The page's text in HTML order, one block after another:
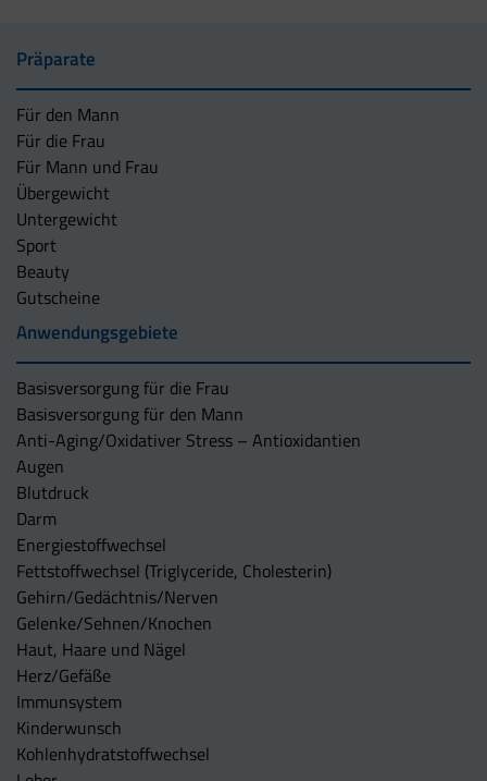
Präparate
Für den Mann
Für die Frau
Für Mann und Frau
Übergewicht
Untergewicht
Sport
Beauty
Gutscheine
Anwendungsgebiete
Basisversorgung für die Frau
Basisversorgung für den Mann
Anti-Aging/Oxidativer Stress – Antioxidantien
Augen
Blutdruck
Darm
Energiestoffwechsel
Fettstoffwechsel (Triglyceride, Cholesterin)
Gehirn/Gedächtnis/Nerven
Gelenke/Sehnen/Knochen
Haut, Haare und Nägel
Herz/Gefäße
Immunsystem
Kinderwunsch
Kohlenhydratstoffwechsel